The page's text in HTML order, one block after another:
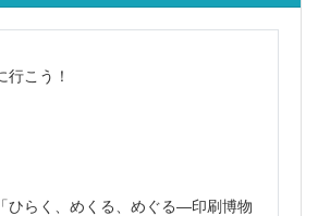
こう！
ひらく、めくる、めぐる―印刷博物